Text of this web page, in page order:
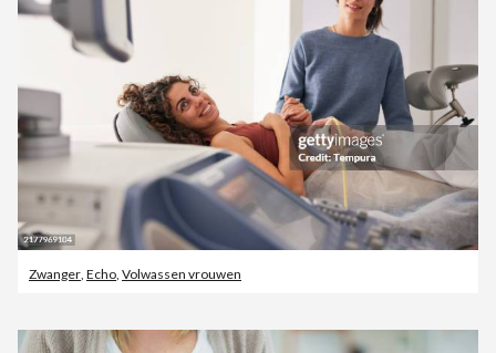
Zwanger Echo Volwassen vrouwen